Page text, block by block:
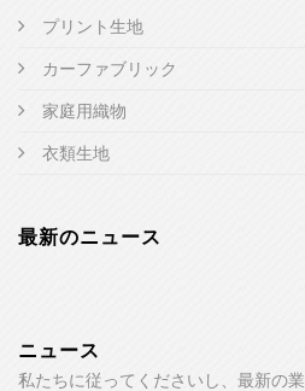
プリント生地
カーファブリック
家庭用織物
衣類生地
最新のニュース
ニュース
私たちに従ってくださいし、最新の